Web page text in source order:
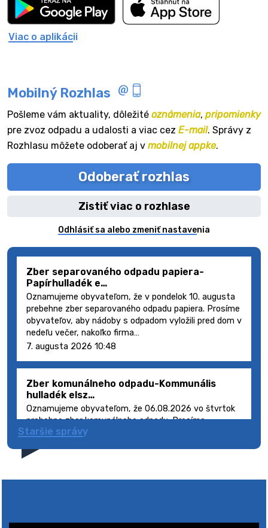
Viac o aplikácii
Mobilný Rozhlas
Pošleme vám aktuality, dôležité oznámenia, pripomienky
pre zvoz odpadu a udalosti a viac cez E-mail. Správy z
Rozhlasu môžete odoberať aj v mobilnej appke.
Odoberať rozhlas
Zistiť viac o rozhlase
Odhlásiť sa alebo zmeniť nastavenia
Zber separovaného odpadu papiera-
Papírhulladék e…
Oznamujeme obyvateľom, že v pondelok 10. augusta
prebehne zber separovaného odpadu papiera. Prosíme
obyvateľov, aby nádoby s odpadom vyložili pred dom v
nedeľu večer, nakoľko firma…
7. augusta 2026 10:48
Zber komunálneho odpadu-Kommunális
hulladék elsz…
Oznamujeme obyvateľom, že 06.08.2026 vo štvrtok
prebehne zber komunálneho odpadu. Prosíme
obyvateľov, aby smetné nádoby s odpadom vyložili
5. augusta 2026 08:41
Staršie správy